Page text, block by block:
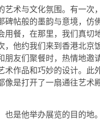
艺术与文化氛围。有一次
碑帖般的墨韵与意境，仿
用餐，在那里，我们真切
，他约我们来到香港北京
朋友们聚餐时，热情地邀
术作品和巧妙的设计。此
像是打开了一扇通往艺术
也是他举办展览的目的地